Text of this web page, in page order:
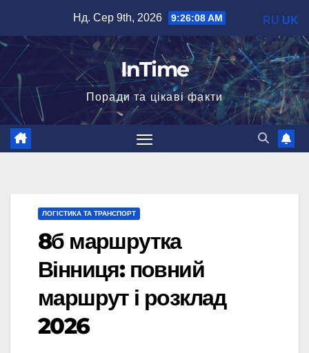
вмісту
Нд. Сер 9th, 2026 9:26:09 AM
InTime
Поради та цікаві факти
ЛОГІСТИКА ТА ТРАНСПОРТ
8б маршрутка
Вінниця: повний
маршрут і розклад
2026
RU UK